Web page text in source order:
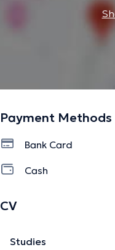
VOCLIdental reflète
Jolly se fait de son
The description was edited by
Payment Methods
Bank Card
Cash
CV
Studies